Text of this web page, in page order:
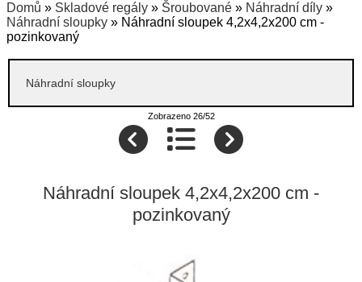
Domů » Skladové regály » Šroubované » Náhradní díly »
Náhradní sloupky » Náhradní sloupek 4,2x4,2x200 cm -
pozinkovaný
Náhradní sloupky
Zobrazeno 26/52
Náhradní sloupek 4,2x4,2x200 cm -
pozinkovaný